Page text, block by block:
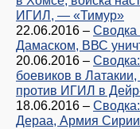
ИГИЛ, — «Тимур»
22.06.2016 – Сводка
Дамаском, ВВС
20.06.2016 –
боевиков в
против ИГИЛ в
18.06.2016 –
Дераа, Армия